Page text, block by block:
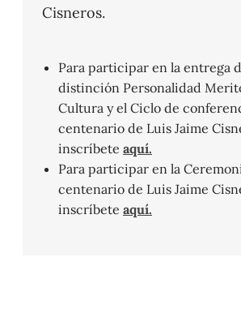
Cisneros.
Para participar en la entrega
distinción Personalidad
Cultura y el Ciclo de
centenario de Luis Jaime
inscríbete aquí.
Para participar en la
centenario de Luis Jaime
inscríbete aquí.